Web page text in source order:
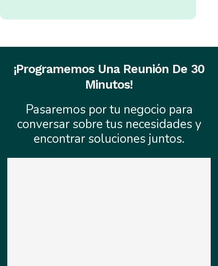
¡Programemos Una Reunión De 30
Minutos!
Pasaremos por tu negocio para
conversar sobre tus necesidades y
encontrar soluciones juntos.